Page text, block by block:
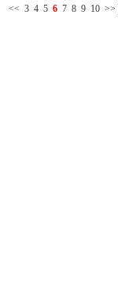
<< 3 4 5 6 7 8 9 10 >>